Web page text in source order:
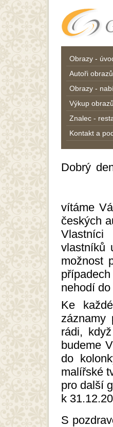
Obrazy -
Autoři obrazů
Obrazy -
Výkup obrazů
Znalec -
Kontakt a
Dobrý
vítáme
českých
Vlastníci
vlastníků
možnost
nehodí
Ke
záznamy
rádi,
budeme
do
malířské
pro další
k
S